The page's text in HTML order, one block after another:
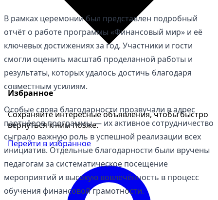
Избранное
Сохраняйте интересные объявления, чтобы быстро
вернуться к ним позже.
Перейти в избранное
В рамках церемонии был представлен подробный
отчёт о работе программы «Финансовый мир» и её
ключевых достижениях за год. Участники и гости
смогли оценить масштаб проделанной работы и
результаты, которых удалось достичь благодаря
совместным усилиям.
Особые слова благодарности прозвучали в адрес
партнёров программы — их активное сотрудничество
сыграло важную роль в успешной реализации всех
инициатив. Отдельные благодарности были вручены
педагогам за систематическое посещение
мероприятий и высокую вовлечённость в процесс
обучения финансовой грамотности.